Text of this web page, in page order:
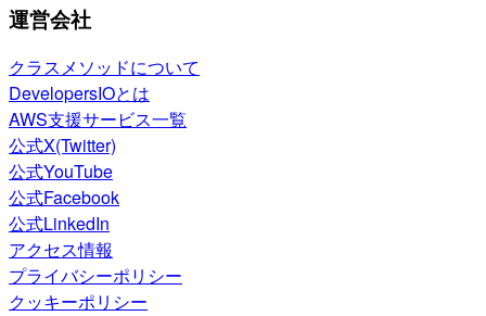
運営会社
クラスメソッドについて
DevelopersIOとは
AWS支援サービス一覧
公式X(Twitter)
公式YouTube
公式Facebook
公式LinkedIn
アクセス情報
プライバシーポリシー
クッキーポリシー